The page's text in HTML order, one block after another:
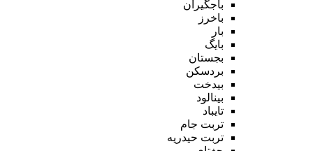
باجگیران
باخرز
بار
بایگ
بجستان
بردسکن
بیدخت
بینالود
تایباد
تربت جام
تربت حیدریه